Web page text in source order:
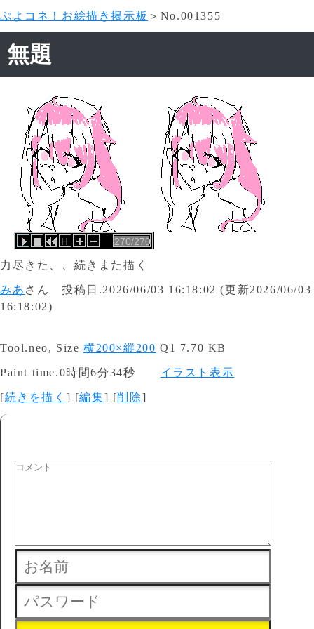
ぷよコネ！お絵描き掲示板 ＞No.001355
無題
H 270/270
力尽きた、、続きまた描く
みあ さん 投稿日.2026/06/03 16:18:02 (更新2026/06/03
16:18:02)
Tool.neo, Size 横200×縦200 Q1 7.70 KB
Paint time.0時間6分34秒 イラスト表示
[続きを描く ] [編集] [削除]